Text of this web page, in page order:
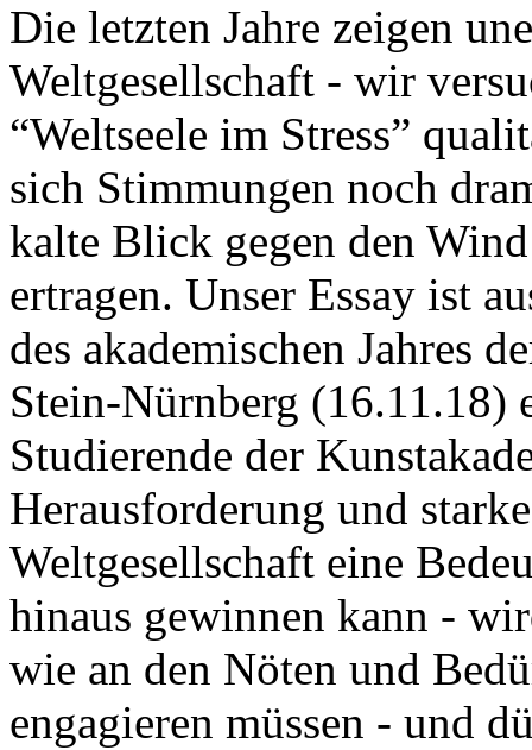
Die letzten Jahre zeigen
Weltgesellschaft - wir
“Weltseele im Stress”
sich Stimmungen noch
kalte Blick gegen den
ertragen. Unser Essay ist
des akademischen Jahres
Stein-Nürnberg (16.11.18)
Studierende der
Herausforderung und
Weltgesellschaft eine
hinaus gewinnen kann -
wie an den Nöten und
engagieren müssen - und